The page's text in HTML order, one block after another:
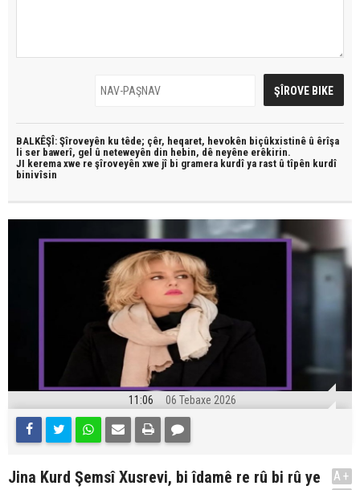
BALKÊŞÎ: Şîroveyên ku têde; çêr, heqaret, hevokên biçûkxistinê û êrîşa
li ser bawerî, gel û neteweyên din hebin, dê neyêne erêkirin.
JI kerema xwe re şîroveyên xwe jî bi gramera kurdî ya rast û tîpên kurdî
binivîsin
11:06 06 Tebaxe 2026
Jina Kurd Şemsî Xusrevi, bi îdamê re rû bi rû ye
A+